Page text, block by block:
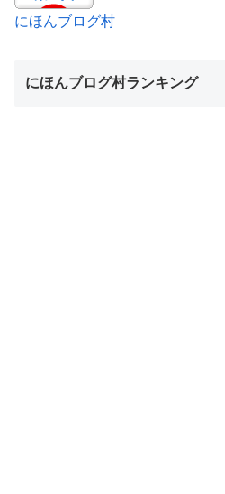
にほんブログ村
にほんブログ村ランキング